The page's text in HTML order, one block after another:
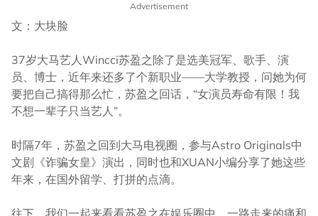
Advertisement
文：大块脸
37岁大马艺人Wincci苏盈之除了是选美冠军、歌手、演
员、博士，近年来还多了个新职业——大学教授，问她为何
要把自己搞得那么忙，苏盈之回话，“女演员寿命有限！我
不想一辈子只当艺人”。
时隔7年，苏盈之回到大马电视圈，参与Astro Originals中
文剧《诈骗女皇》演出，同时也和XUAN小编分享了她这些
年来，在国外留学、打拼的点滴。